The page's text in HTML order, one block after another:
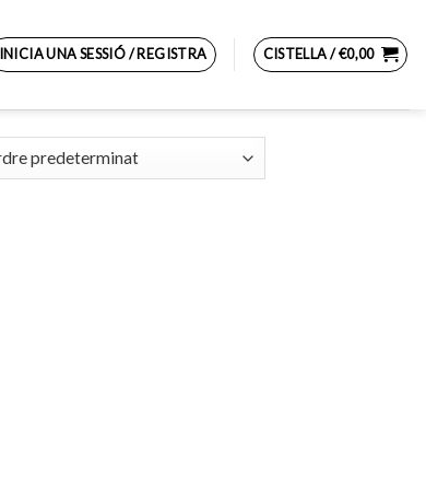
INICIA UNA SESSIÓ / REGISTRA CISTELLA /€0,00